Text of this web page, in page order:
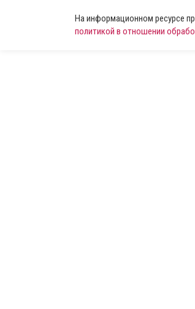
На информационном ресурсе
политикой в отношении